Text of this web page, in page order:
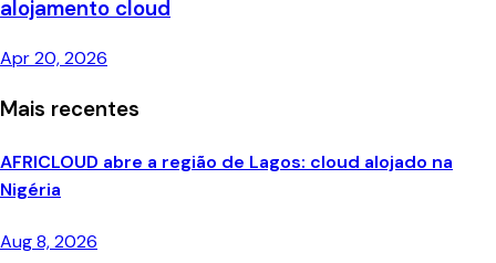
alojamento cloud
Apr 20, 2026
Mais recentes
AFRICLOUD abre a região de Lagos: cloud alojado na
Nigéria
Aug 8, 2026